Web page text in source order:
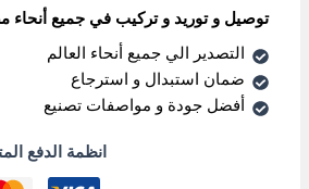
توصيل و توريد و تركيب في جميع أنحاء
التصدير الي جميع أنحاء العالم
ضمان استبدال و استرجاع
أفضل جودة و مواصفات تصنيع
انظمة الدفع